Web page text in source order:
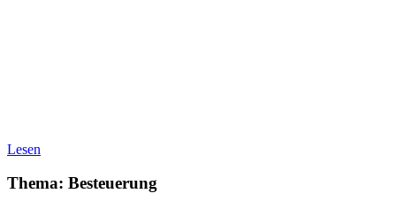
Lesen
Thema: Besteuerung